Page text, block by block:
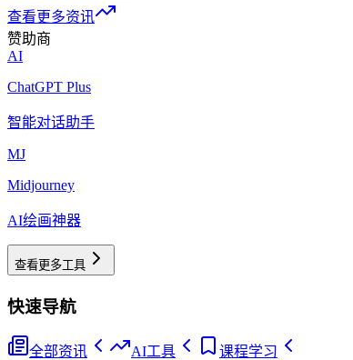
查看更多资讯
赞助商
AI
ChatGPT Plus
智能对话助手
MJ
Midjourney
AI绘画神器
查看更多工具
快速导航
全部资讯 AI工具 课程学习